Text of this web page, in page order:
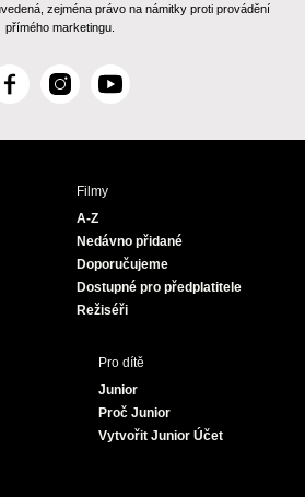
zejména právo na námitky proti provádění
přímého marketingu.
F
c
I
s
Y
u
Filmy
A-Z
Nedávno přidané
Doporučujeme
Dostupné pro předplatitele
Režiséři
Pro dítě
Junior
Proč Junior
Vytvořit Junior Účet